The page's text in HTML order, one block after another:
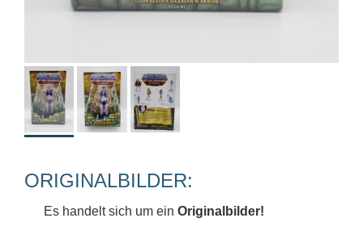
ORIGINALBILDER:
Es handelt sich um ein Originalbilder!